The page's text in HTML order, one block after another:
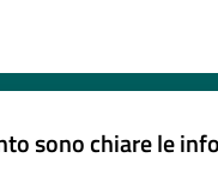
sono chiare le